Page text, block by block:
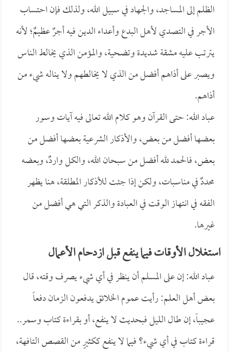
الظلم إلى المساجد، والجهاد في سبيل الله، ولذلك فإن احتساب
الأجر في التصدي لأهل البدع وأعداء الدين فيه أجرٌ عظيمٌ؛ لأنه
يترتب عليه مشقة شديدة وتضحية، والمؤمن الذي يخالط الناس
ويصبر على أذاهم أفضل من الذي لا يخالطهم ولا يناله شيء من
أذاهم.
عباد الله: حتى القرآن وهو كلام الله تعالى فيه آيات وسور
بعضها أفضل من بعض، والأذكار الشرعية بعضها أفضل من
بعض، فالحمد لله أفضل من سبحان الله، والكل واردٌ، وبعضه
محددٌ في مناسبات، ولكن إذا جئت للأذكار المطلقة، هنا يظهر
الفقه في انتهاز الوقت في العبادة والذكر التي هي أفضل من
غيرها.
استغلال الأوقات فيما ينفع قبل ازدحام الأعمال
عباد الله: إن على المسلم أن ينظر في أي شيء يصرف وقته، قال
بعض أهل العلم: رأيت عموم الخلائق يدفعون الزمان دفعاً
عجيباً، إن طال الليل فبحديث لا ينفع، أو بقراءة كتاب وسمر..
قراءة كتاب في أي شيء؟ فيما لا ينفع ككثيرٍ من القصص التافهة،